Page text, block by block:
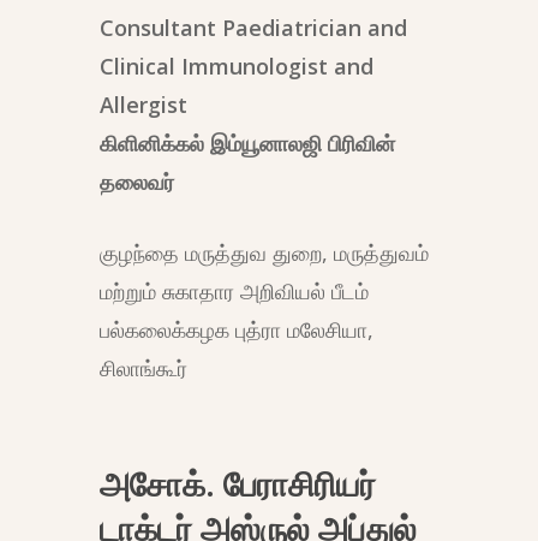
Consultant Paediatrician and
Clinical Immunologist and
Allergist
கிளினிக்கல் இம்யூனாலஜி பிரிவின்
தலைவர்
குழந்தை மருத்துவ துறை, மருத்துவம்
மற்றும் சுகாதார அறிவியல் பீடம்
பல்கலைக்கழக புத்ரா மலேசியா,
சிலாங்கூர்
அசோக். பேராசிரியர்
டாக்டர் அஸ்ருல் அப்துல்